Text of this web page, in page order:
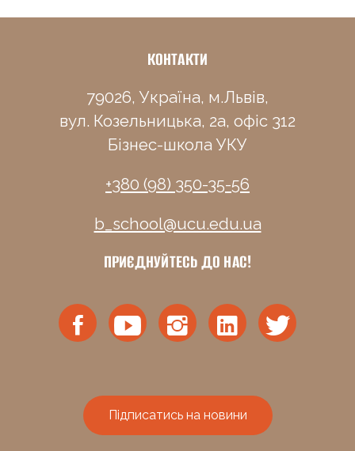
КОНТАКТИ
79026, Україна, м.Львів,
вул. Козельницька, 2а, офіс 312
Бізнес-школа УКУ
+380 (98) 350-35-56
b_school@ucu.edu.ua
ПРИЄДНУЙТЕСЬ ДО НАС!
Підписатись на новини